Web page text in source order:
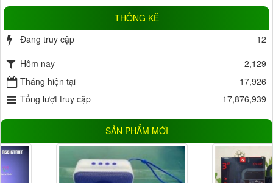
4 tháng
5 tháng(0) 6 tháng(6)
7 tháng(0)
9 tháng(1)
11 tháng(0)
18 tháng(3)
HỖ TRỢ LƯU TRỮ
Thẻ Nhớ
Đầu ghi
ĐIỆN ÁP
THỐNG KÊ
Đang truy cập
12
Hôm nay
2,129
Tháng hiện tại
17,926
Tổng lượt truy cập
17,876,939
SẢN PHẨM MỚI